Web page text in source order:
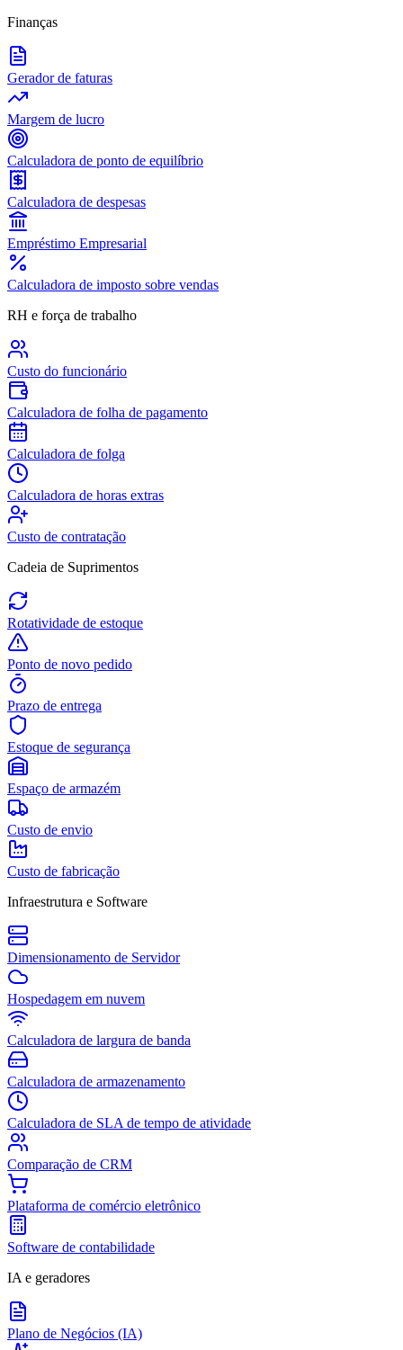
Finanças
Gerador de faturas
Margem de lucro
Calculadora de ponto de equilíbrio
Calculadora de despesas
Empréstimo Empresarial
Calculadora de imposto sobre vendas
RH e força de trabalho
Custo do funcionário
Calculadora de folha de pagamento
Calculadora de folga
Calculadora de horas extras
Custo de contratação
Cadeia de Suprimentos
Rotatividade de estoque
Ponto de novo pedido
Prazo de entrega
Estoque de segurança
Espaço de armazém
Custo de envio
Custo de fabricação
Infraestrutura e Software
Dimensionamento de Servidor
Hospedagem em nuvem
Calculadora de largura de banda
Calculadora de armazenamento
Calculadora de SLA de tempo de atividade
Comparação de CRM
Plataforma de comércio eletrônico
Software de contabilidade
IA e geradores
Plano de Negócios (IA)